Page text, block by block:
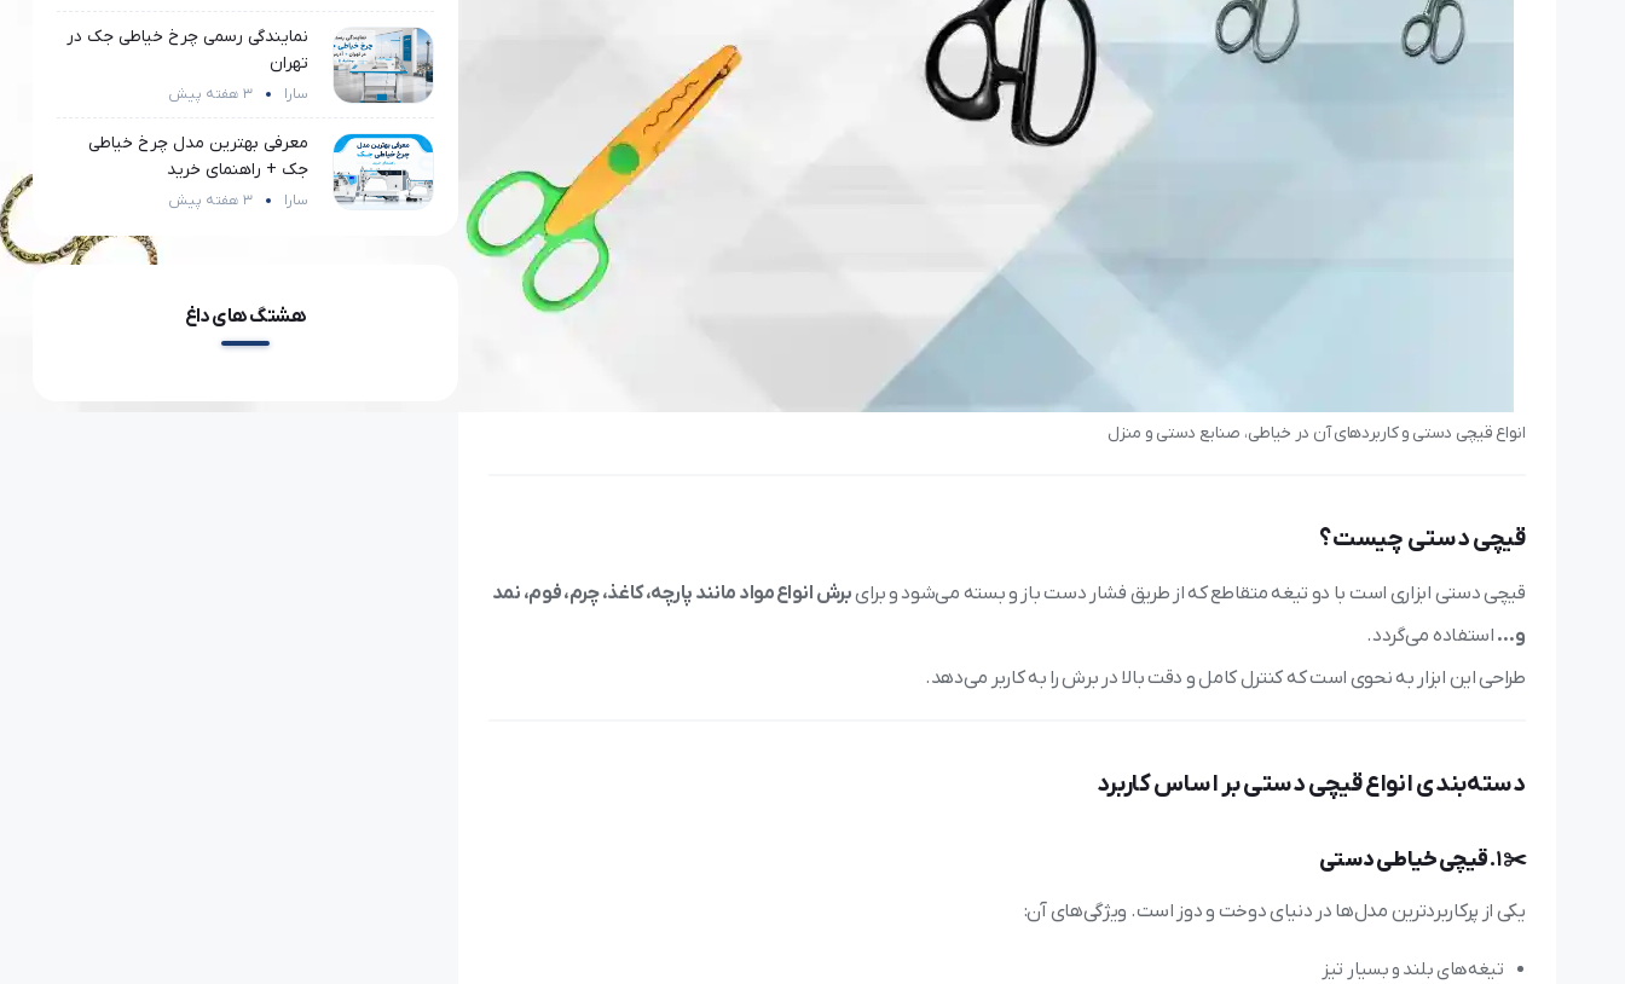
انواع قیچی دستی و کاربردهای آن در خیاطی، صنایع دستی و منزل
قیچی دستی چیست؟
قیچی دستی ابزاری است با دو تیغه متقاطع که از طریق فشار دست باز و بسته می‌شود و برایبرش انواع مواد مانند پارچه، کاغذ، چرم، فوم، نمد
و… استفاده می‌گردد.
طراحی این ابزار به نحوی است که کنترل کامل و دقت بالا در برش را به کاربر می‌دهد.
دسته‌بندی انواع قیچی دستی بر اساس کاربرد
✂️ 1. قیچی خیاطی دستی
یکی از پرکاربردترین مدل‌ها در دنیای دوخت و دوز است. ویژگی‌های آن:
تیغه‌های بلند و بسیار تیز
نمایندگی رسمی چرخ خیاطی جک در
تهران
سارا 3 هفته پیش
معرفی بهترین مدل چرخ خیاطی
جک + راهنمای خرید
سارا 3 هفته پیش
هشتگ های داغ